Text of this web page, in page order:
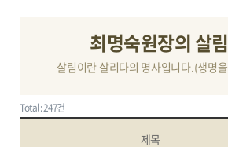
최명숙원장의 살
살림이란 살리다의 명사입니다.(생명
Total : 247건
제목